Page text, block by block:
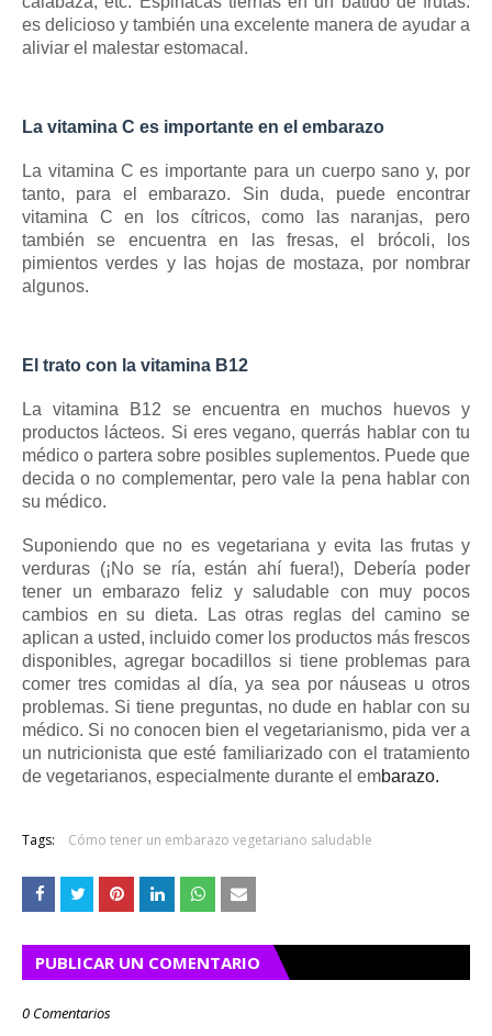
es delicioso y también una excelente manera de ayudar a
aliviar el malestar estomacal.
La vitamina C es importante en el embarazo
La vitamina C es importante para un cuerpo sano y, por
tanto, para el embarazo. Sin duda, puede encontrar
vitamina C en los cítricos, como las naranjas, pero
también se encuentra en las fresas, el brócoli, los
pimientos verdes y las hojas de mostaza, por nombrar
algunos.
El trato con la vitamina B12
La vitamina B12 se encuentra en muchos huevos y
productos lácteos. Si eres vegano, querrás hablar con tu
médico o partera sobre posibles suplementos. Puede que
decida o no complementar, pero vale la pena hablar con
su médico.
Suponiendo que no es vegetariana y evita las frutas y
verduras (¡No se ría, están ahí fuera!), Debería poder
tener un embarazo feliz y saludable con muy pocos
cambios en su dieta.
Las otras reglas del camino se
aplican a usted, incluido comer los productos más frescos
disponibles, agregar bocadillos si tiene problemas para
comer tres comidas al día, ya sea por náuseas u otros
problemas. Si tiene preguntas, no dude en hablar con su
médico. Si no conocen bien el vegetarianismo, pida ver a
un nutricionista que esté familiarizado con el tratamiento
de vegetarianos, especialmente durante el embarazo.
Tags: Cómo tener un embarazo vegetariano saludable
PUBLICAR UN COMENTARIO
0 Comentarios